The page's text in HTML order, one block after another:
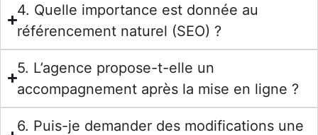
4. Quelle importance est donnée au
référencement naturel (SEO) ?
5. L’agence propose-t-elle un
accompagnement après la mise en ligne ?
6. Puis-je demander des modifications une